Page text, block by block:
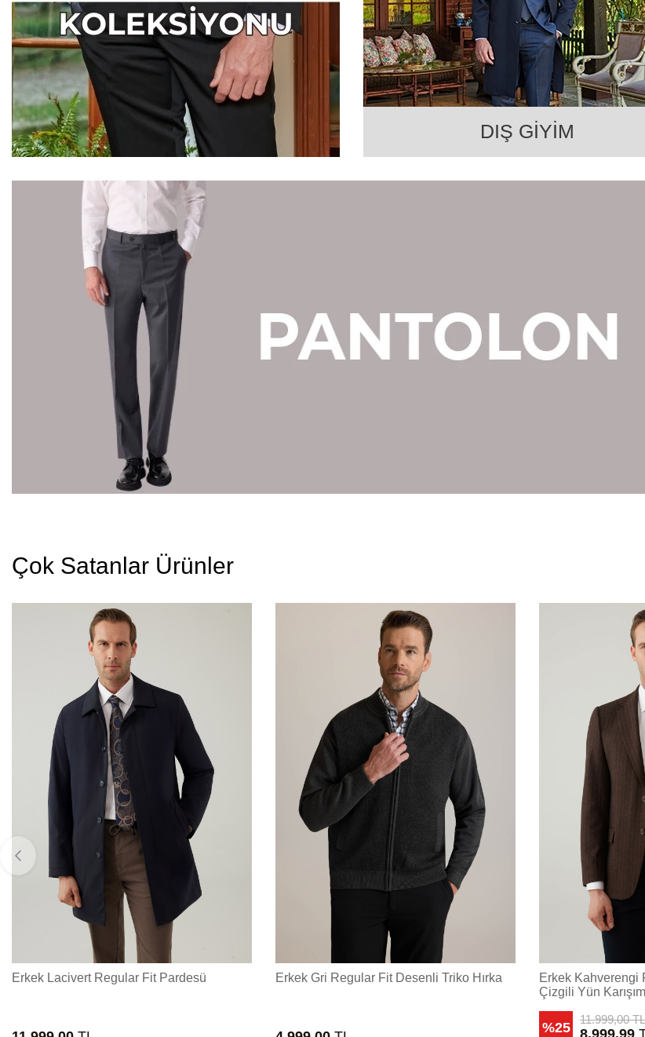
DIŞ GİYİM
Çok Satanlar Ürünler
Erkek Lacivert Regular Fit Pardesü Erkek Gri Regular Fit Desenli Triko Hırka
Erkek Kahverengi
Çizgili Yün
%25
11.999,00TL